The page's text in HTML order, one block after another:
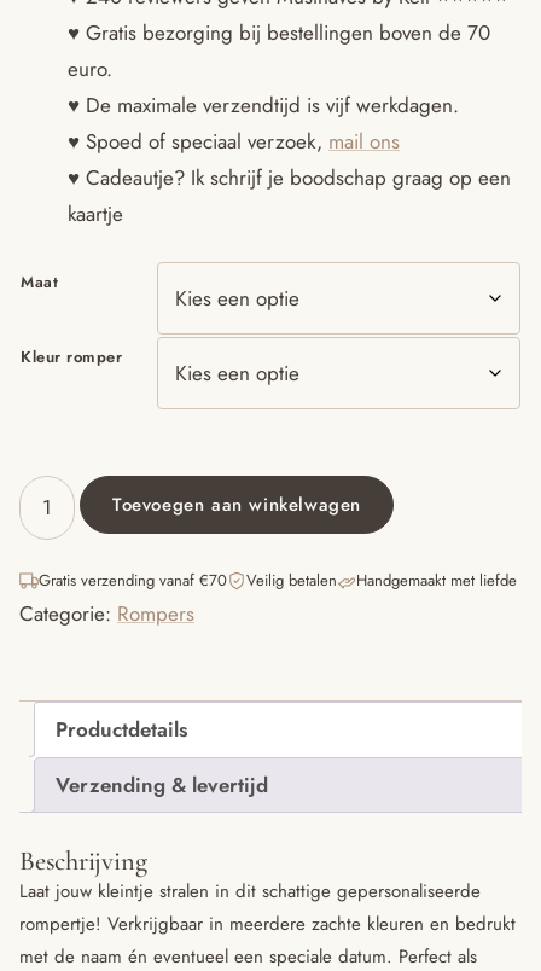
♥ Gratis bezorging bij bestellingen boven de 70
euro.
♥ De maximale verzendtijd is vijf werkdagen.
♥ Spoed of speciaal verzoek, mail ons
♥ Cadeautje? Ik schrijf je boodschap graag op een
kaartje
Maat
Kleur romper
Romper
naam
sierletters
aantal
Toevoegen aan winkelwagen
Gratis verzending vanaf €70 Veilig betalen Handgemaakt met liefde
Categorie: Rompers
Productdetails
Verzending & levertijd
Beschrijving
Laat jouw kleintje stralen in dit schattige gepersonaliseerde
rompertje! Verkrijgbaar in meerdere zachte kleuren en bedrukt
met de naam én eventueel een speciale datum. Perfect als